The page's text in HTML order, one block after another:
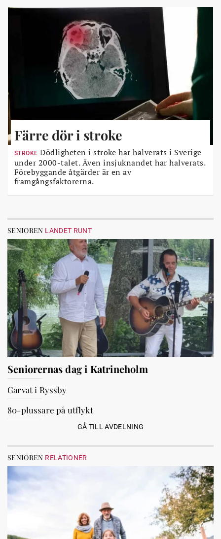
Färre dör i stroke
STROKE Dödligheten i stroke har halverats i Sverige
under 2000-talet. Även insjuknandet har halverats.
Förebyggande åtgärder är en av
framgångsfaktorerna.
SENIOREN LANDET RUNT
Seniorernas dag i Katrineholm
Garvat i Ryssby
80-plussare på utflykt
GÅ TILL AVDELNING
SENIOREN RELATIONER